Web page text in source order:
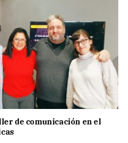
de comunicación en el